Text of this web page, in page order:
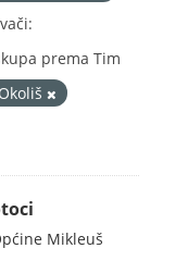
prema Tim
Okoliš
Mikleuš